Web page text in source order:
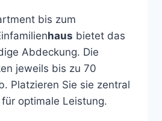
bis zum
haus bietet das
Abdeckung. Die
jeweils bis zu 70
Platzieren Sie sie zentral
optimale Leistung.